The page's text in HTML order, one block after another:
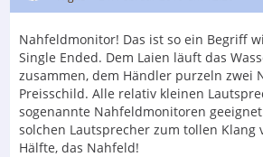
Nahfeldmonitor! Das ist so ein Begriff
Single Ended. Dem Laien läuft das
zusammen, dem Händler purzeln zwei
Preisschild. Alle relativ kleinen
sogenannte Nahfeldmonitoren
solchen Lautsprecher zum tollen Klang
Hälfte, das Nahfeld!